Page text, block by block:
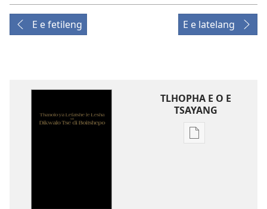
E e fetileng E e latelang
TLHOPHA E O E
TSAYANG
Ditsela